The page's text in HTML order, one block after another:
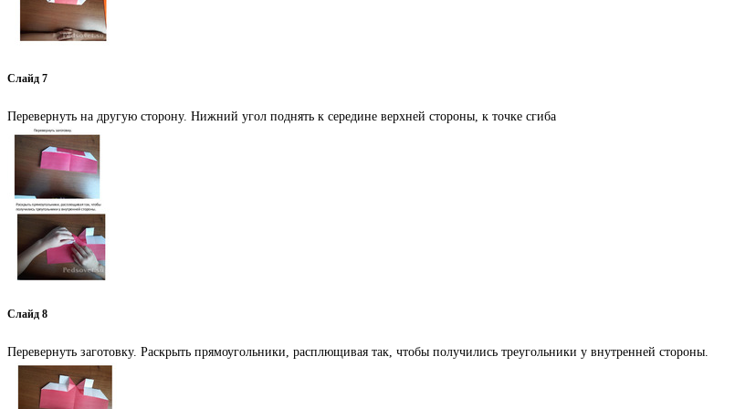
Слайд 7
Перевернуть на другую сторону. Нижний угол поднять к середине верхней стороны, к точке сгиба
Слайд 8
Перевернуть заготовку. Раскрыть прямоугольники, расплющивая так, чтобы получились треугольники у внутренней стороны.